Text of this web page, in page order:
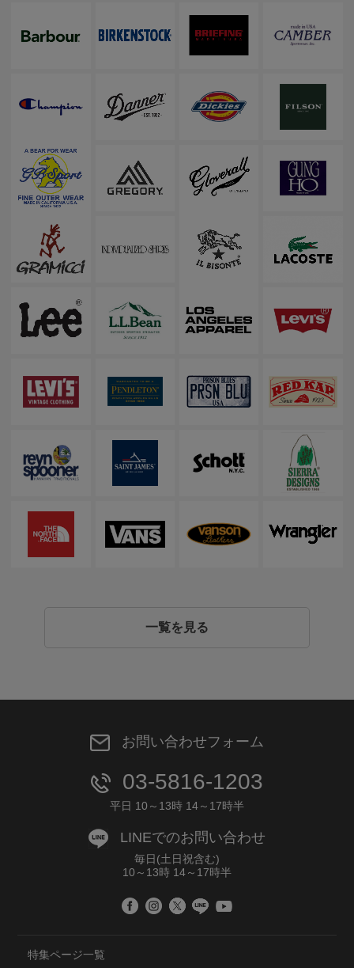
一覧を見る
お問い合わせフォーム
03-5816-1203
平日 10～13時 14～17時半
LINEでのお問い合わせ
毎日(土日祝含む)
10～13時 14～17時半
特集ページ一覧